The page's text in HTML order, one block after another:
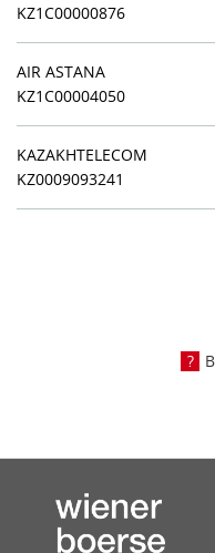
KZ1C00000876
AIR ASTANA
KZ1C00004050
KAZAKHTELECOM
KZ0009093241